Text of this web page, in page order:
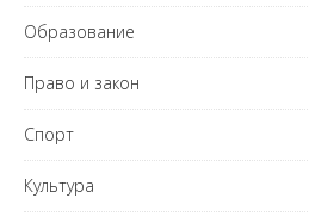
Образование
Право и закон
Спорт
Культура